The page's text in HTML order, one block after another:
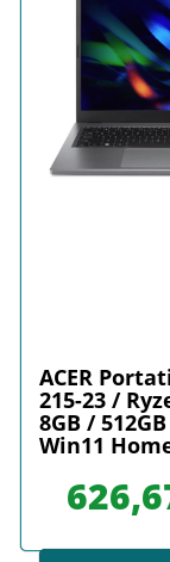
ACER
215-23 /
8GB /
Win11